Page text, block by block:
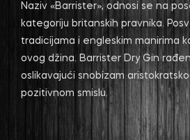
Naziv «Barrister», odnosi se na
kategoriju britanskih pravnika.
tradicijama i engleskim manirima
ovog džina. Barrister Dry Gin
oslikavajući snobizam
pozitivnom smislu.